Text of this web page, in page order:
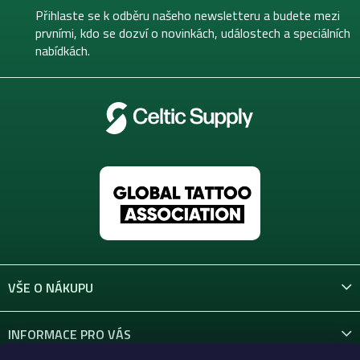
Přihlaste se k odběru našeho newsletteru a budete mezi
prvními, kdo se dozví o novinkách, událostech a speciálních
nabídkách.
VŠE O NÁKUPU
INFORMACE PRO VÁS